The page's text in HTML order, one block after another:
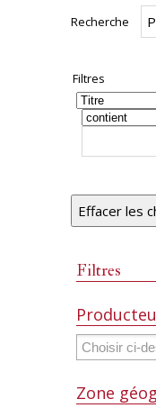
Recherche
Filtres
Effacer les
Filtres
Zone